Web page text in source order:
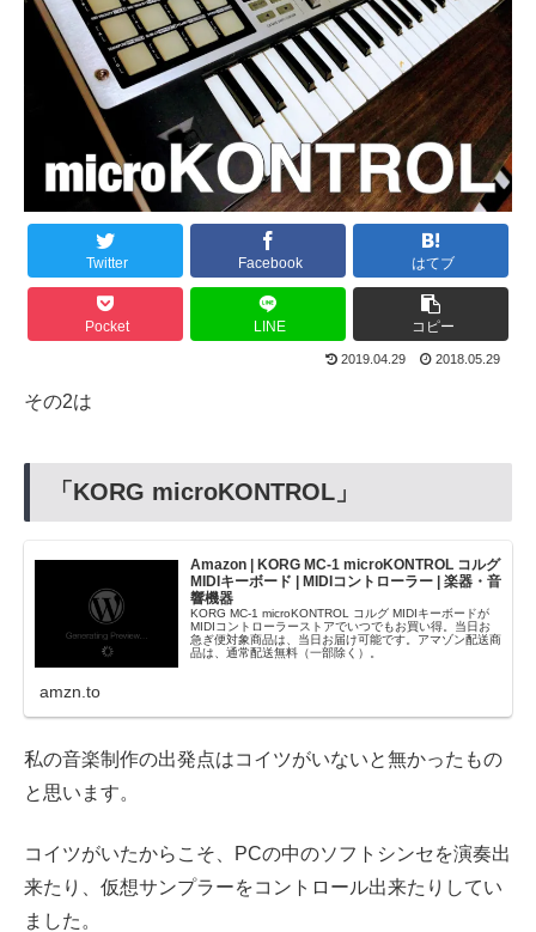
Twitter Facebook はてブ
Pocket LINE コピー
2019.04.29 2018.05.29
その2は
「KORG microKONTROL」
Amazon | KORG MC-1 microKONTROL コルグ
MIDIキーボード | MIDIコントローラー | 楽器・音
響機器
KORG MC-1 microKONTROL コルグ MIDIキーボードが
MIDIコントローラーストアでいつでもお買い得。当日お
急ぎ便対象商品は、当日お届け可能です。アマゾン配送商
品は、通常配送無料（一部除く）。
amzn.to
私の音楽制作の出発点はコイツがいないと無かったもの
と思います。
コイツがいたからこそ、PCの中のソフトシンセを演奏出
来たり、仮想サンプラーをコントロール出来たりしてい
ました。